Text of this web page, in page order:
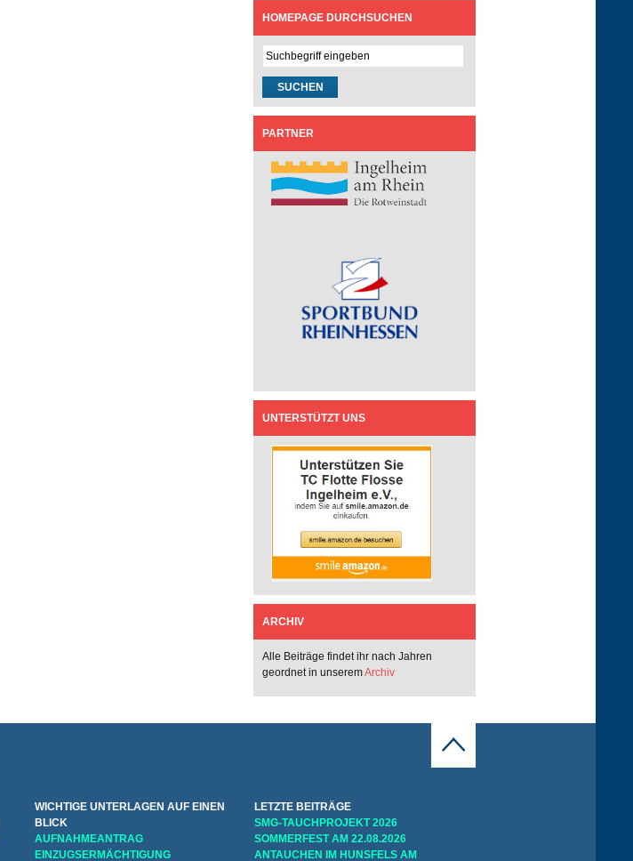
HOMEPAGE DURCHSUCHEN
PARTNER
UNTERSTÜTZT UNS
ARCHIV
Alle Beiträge findet ihr nach Jahren
geordnet in unseremArchiv
WICHTIGE UNTERLAGEN AUF EINEN
BLICK
AUFNAHMEANTRAG
EINZUGSERMÄCHTIGUNG
LETZTE BEITRÄGE
SMG-TAUCHPROJEKT 2026
SOMMERFEST AM 22.08.2026
ANTAUCHEN IM HUNSFELS AM